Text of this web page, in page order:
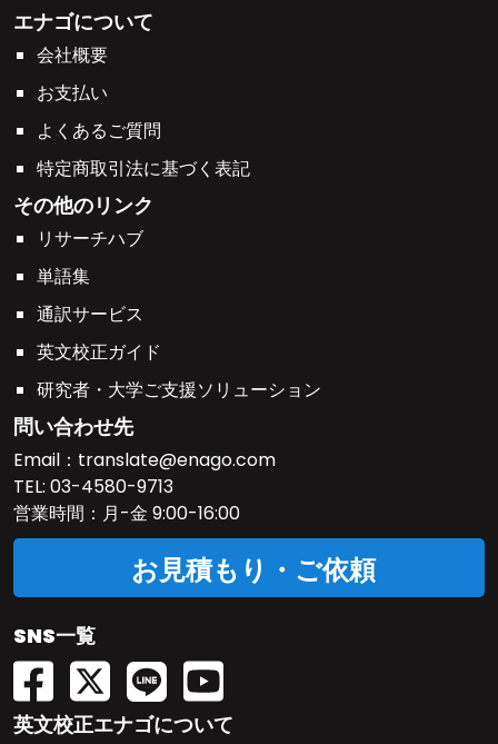
エナゴについて
会社概要
お支払い
よくあるご質問
特定商取引法に基づく表記
その他のリンク
リサーチハブ
単語集
通訳サービス
英文校正ガイド
研究者・大学ご支援ソリューション
問い合わせ先
Email： translate@enago.com
TEL: 03-4580-9713
営業時間：月-金 9:00-16:00
お見積もり・ご依頼
SNS一覧
英文校正エナゴについて